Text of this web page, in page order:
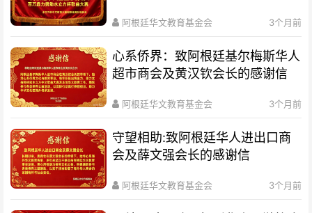
阿根廷华文教育基金会 3个月前
心系侨界​：致阿根廷基尔梅斯华人
超市商会及黄汉钦会长的感谢信
阿根廷华文教育基金会 3个月前
守望相助:致阿根廷华人进出口商
会及薛文强会长的感谢信
阿根廷华文教育基金会 3个月前